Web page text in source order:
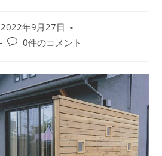
2022年9月27日
投
メ
ン
ト:
0件のコメント